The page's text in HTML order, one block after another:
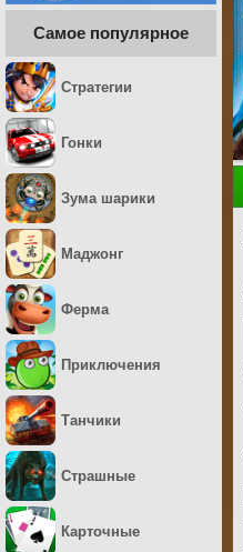
Самое популярное
Стратегии
Гонки
Зума шарики
Маджонг
Ферма
Приключения
Танчики
Страшные
Карточные